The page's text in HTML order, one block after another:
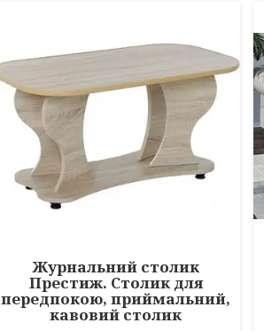
Журнальний столик
Престиж. Столик для
передпокою, приймальний,
кавовий столик